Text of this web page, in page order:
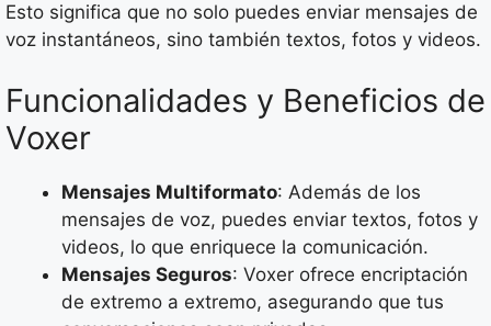
Esto significa que no solo puedes enviar mensajes de
voz instantáneos, sino también textos, fotos y videos.
Funcionalidades y Beneficios de
Voxer
Mensajes Multiformato: Además de los
mensajes de voz, puedes enviar textos, fotos y
videos, lo que enriquece la comunicación.
Mensajes Seguros: Voxer ofrece encriptación
de extremo a extremo, asegurando que tus